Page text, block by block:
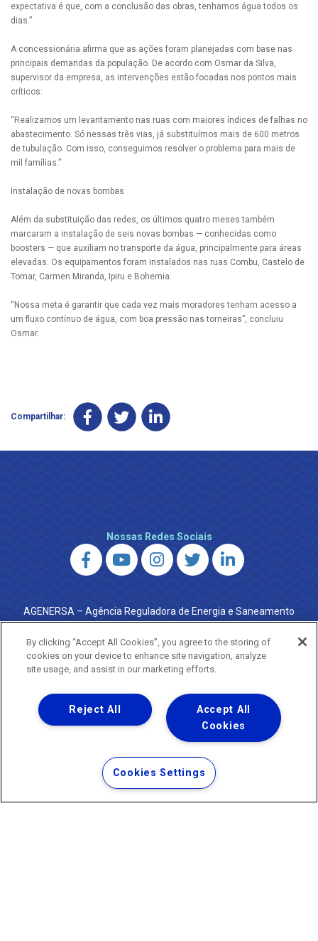
expectativa é que, com a conclusão das obras, tenhamos água todos os
dias.”
A concessionária afirma que as ações foram planejadas com base nas
principais demandas da população. De acordo com Osmar da Silva,
supervisor da empresa, as intervenções estão focadas nos pontos mais
críticos:
“Realizamos um levantamento nas ruas com maiores índices de falhas no
abastecimento. Só nessas três vias, já substituímos mais de 600 metros
de tubulação. Com isso, conseguimos resolver o problema para mais de
mil famílias.”
Instalação de novas bombas
Além da substituição das redes, os últimos quatro meses também
marcaram a instalação de seis novas bombas — conhecidas como
boosters — que auxiliam no transporte da água, principalmente para áreas
elevadas. Os equipamentos foram instalados nas ruas Combu, Castelo de
Tomar, Carmen Miranda, Ipiru e Bohemia.
“Nossa meta é garantir que cada vez mais moradores tenham acesso a
um fluxo contínuo de água, com boa pressão nas torneiras”, concluiu
Osmar.
Compartilhar:
Nossas Redes Sociais
AGENERSA – Agência Reguladora de Energia e Saneamento
do Estado do Rio de Janeiro
0800 024 9040 · (21) 2332-6457 (WhatsApp) ·
ouvidoria@agenersa.rj.gov.br/ouvidoria.agenersa@gmail.com
·http://www.agenersa.rj.gov.br
Uma empresa
Copyright ® 2026 - Todos os Direitos Reservados.
Termos Gerais de Uso de Sites e Aplicativos
Política de Privacidade e Proteção de Dados
By clicking “Accept All Cookies”, you agree to the storing of
cookies on your device to enhance site navigation, analyze
site usage, and assist in our marketing efforts.
Accept All
Cookies
Reject All
Cookies Settings